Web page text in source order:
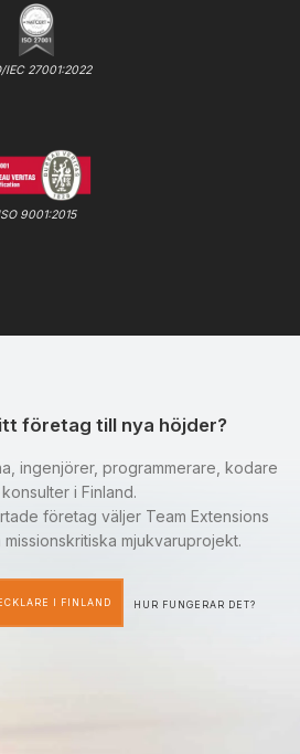
IEC 27001:2022
9001:2015
företag till nya höjder?
ingenjörer, programmerare, kodare
i Finland.
företag väljer Team Extensions
mjukvaruprojekt.
I FINLAND HUR FUNGERAR DET?